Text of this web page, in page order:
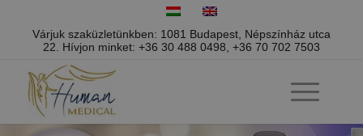
Várjuk szaküzletünkben: 1081 Budapest, Népszínház utca
22. Hívjon minket: +36 30 488 0498 +36 70 702 7503